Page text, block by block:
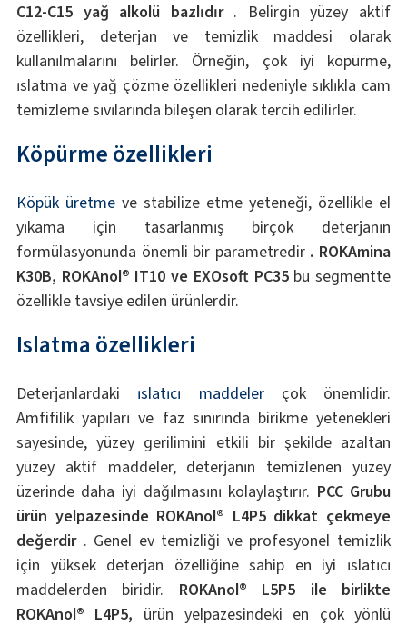
C12-C15 yağ alkolü bazlıdır. Belirgin yüzey aktif
özellikleri, deterjan ve temizlik maddesi olarak
kullanılmalarını belirler. Örneğin, çok iyi köpürme,
ıslatma ve yağ çözme özellikleri nedeniyle sıklıkla cam
temizleme sıvılarında bileşen olarak tercih edilirler.
Köpürme özellikleri
Köpük üretmeve stabilize etme yeteneği, özellikle el
yıkama için tasarlanmış birçok deterjanın
formülasyonunda önemli bir parametredir . ROKAmina
K30B, ROKAnol® IT10 ve EXOsoft PC35bu segmentte
özellikle tavsiye edilen ürünlerdir.
Islatma özellikleri
Deterjanlardaki ıslatıcı maddelerçok önemlidir.
Amfifilik yapıları ve faz sınırında birikme yetenekleri
sayesinde, yüzey gerilimini etkili bir şekilde azaltan
yüzey aktif maddeler, deterjanın temizlenen yüzey
üzerinde daha iyi dağılmasını kolaylaştırır. PCC Grubu
ürün yelpazesinde ROKAnol® L4P5 dikkat çekmeye
değerdir. Genel ev temizliği ve profesyonel temizlik
için yüksek deterjan özelliğine sahip en iyi ıslatıcı
maddelerden biridir. ROKAnol® L5P5 ile birlikte
ROKAnol® L4P5, ürün yelpazesindeki en çok yönlü